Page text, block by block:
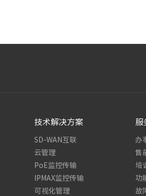
技术解决方案
SD-WAN互联
云管理
PoE监控传输
IPMAX监控传输
可视化管理
服
办
售
培
功
故